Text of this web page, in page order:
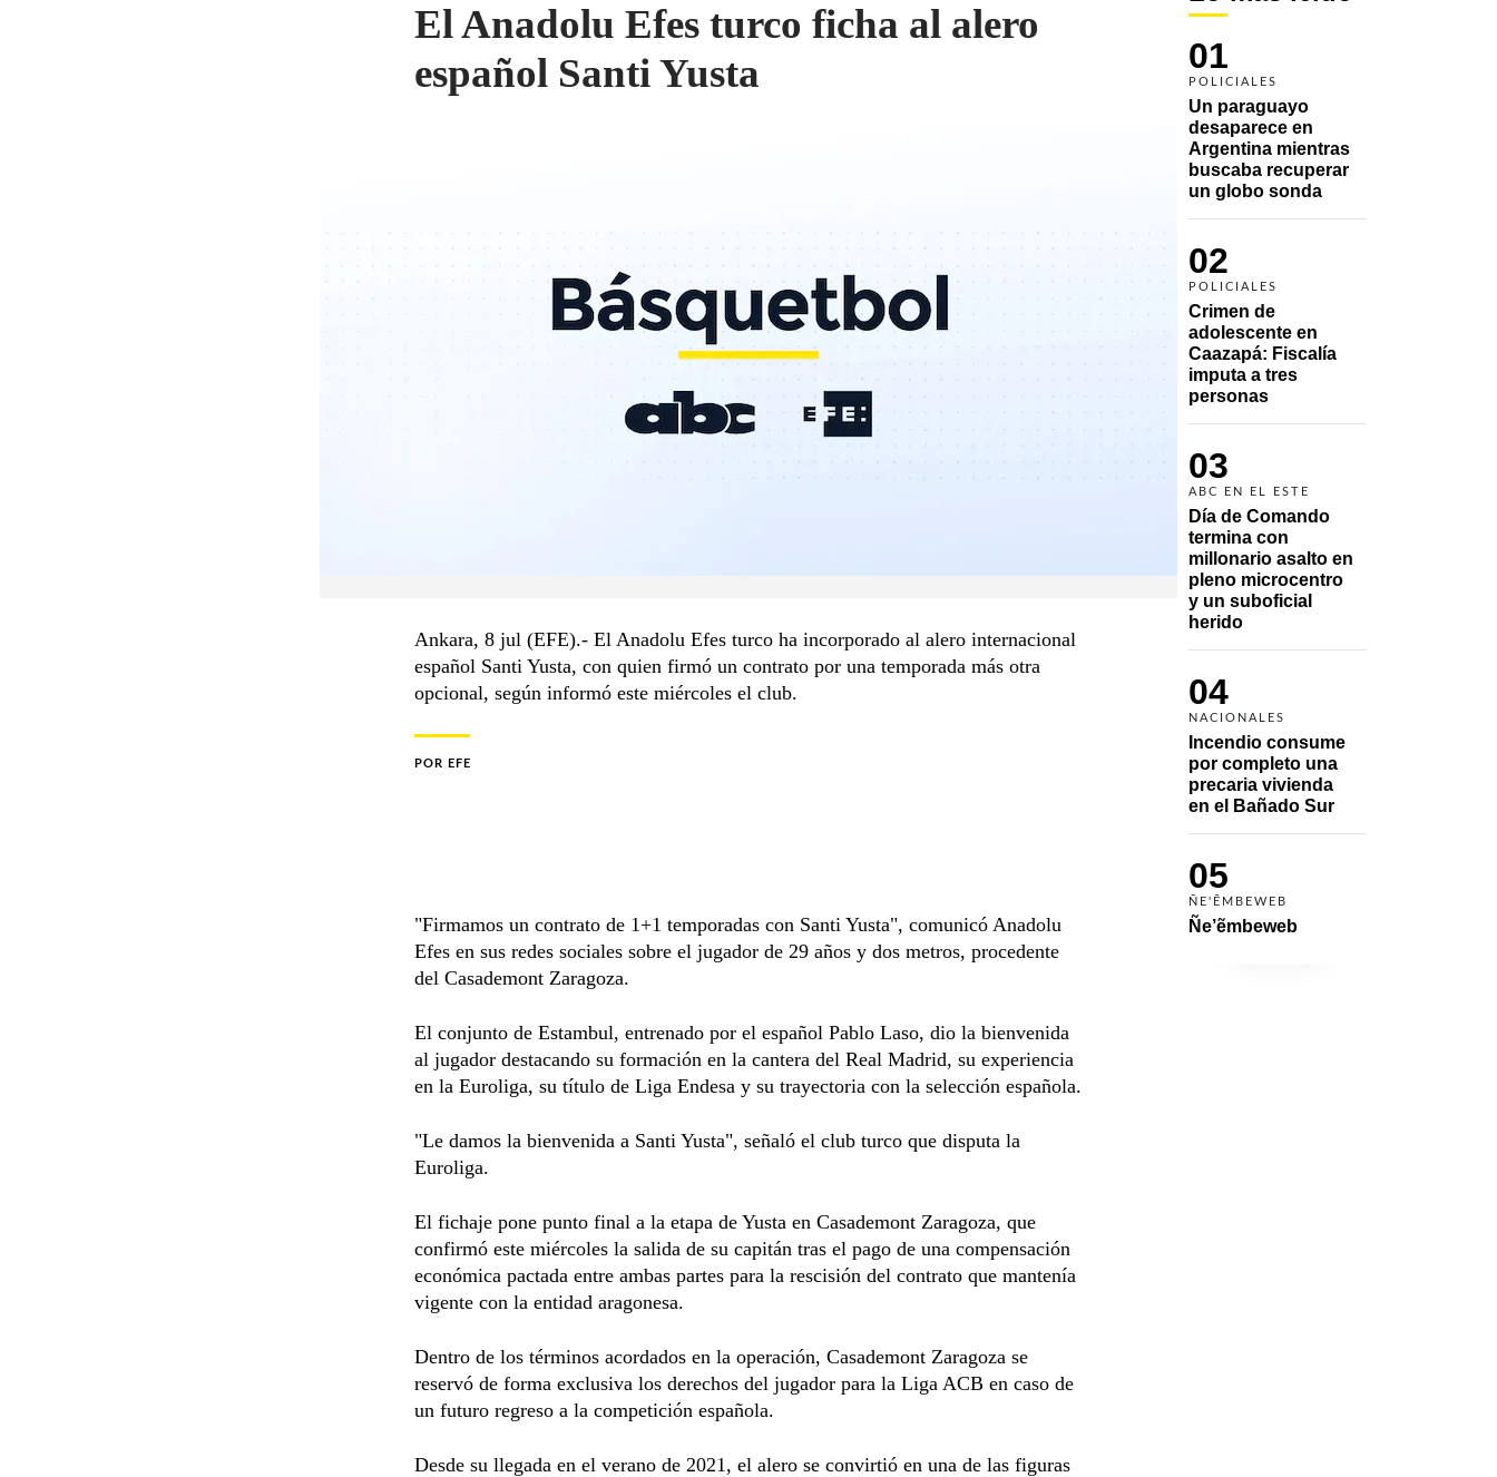
01
POLICIALES
Un paraguayo
desaparece en
Argentina mientras
buscaba recuperar
un globo sonda
02
POLICIALES
Crimen de
adolescente en
Caazapá: Fiscalía
imputa a tres
personas
03
ABC EN EL ESTE
Día de Comando
termina con
millonario asalto en
pleno microcentro
y un suboficial
herido
04
NACIONALES
Incendio consume
por completo una
precaria vivienda
en el Bañado Sur
05
ÑE'ẼMBEWEB
Ñe’ẽmbeweb
El Anadolu Efes turco ficha al alero
español Santi Yusta
Ankara, 8 jul (EFE).- El Anadolu Efes turco ha incorporado al alero internacional
español Santi Yusta, con quien firmó un contrato por una temporada más otra
opcional, según informó este miércoles el club.
POR EFE
"Firmamos un contrato de 1+1 temporadas con Santi Yusta", comunicó Anadolu
Efes en sus redes sociales sobre el jugador de 29 años y dos metros, procedente
del Casademont Zaragoza.
El conjunto de Estambul, entrenado por el español Pablo Laso, dio la bienvenida
al jugador destacando su formación en la cantera del Real Madrid, su experiencia
en la Euroliga, su título de Liga Endesa y su trayectoria con la selección española.
"Le damos la bienvenida a Santi Yusta", señaló el club turco que disputa la
Euroliga.
El fichaje pone punto final a la etapa de Yusta en Casademont Zaragoza, que
confirmó este miércoles la salida de su capitán tras el pago de una compensación
económica pactada entre ambas partes para la rescisión del contrato que mantenía
vigente con la entidad aragonesa.
Dentro de los términos acordados en la operación, Casademont Zaragoza se
reservó de forma exclusiva los derechos del jugador para la Liga ACB en caso de
un futuro regreso a la competición española.
Desde su llegada en el verano de 2021, el alero se convirtió en una de las figuras